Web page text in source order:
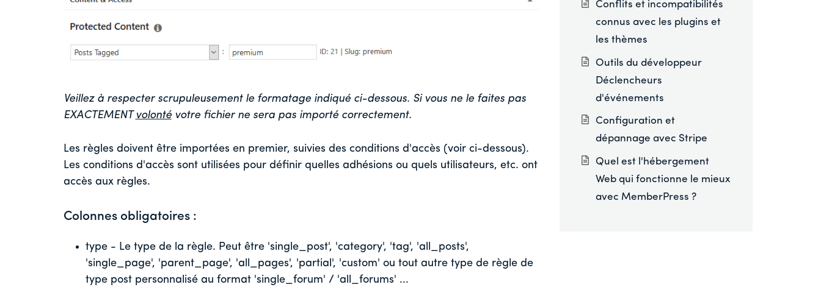
Veillez à respecter scrupuleusement le formatage indiqué ci-dessous. Si vous ne le faites pas
EXACTEMENTvolontévotre fichier ne sera pas importé correctement.
Les règles doivent être importées en premier, suivies des conditions d'accès (voir ci-dessous).
Les conditions d'accès sont utilisées pour définir quelles adhésions ou quels utilisateurs, etc. ont
accès aux règles.
Colonnes obligatoires :
type - Le type de la règle. Peut être 'single_post', 'category', 'tag', 'all_posts',
'single_page', 'parent_page', 'all_pages', 'partial', 'custom' ou tout autre type de règle de
type post personnalisé au format 'single_forum' / 'all_forums' ...
Conflits et incompatibilités
connus avec les plugins et
les thèmes
Outils du développeur
Déclencheurs
d'événements
Configuration et
dépannage avec Stripe
Quel est l'hébergement
Web qui fonctionne le mieux
avec MemberPress ?